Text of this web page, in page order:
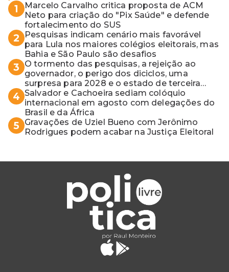
1
Marcelo Carvalho critica proposta de ACM
Neto para criação do "Pix Saúde" e defende
fortalecimento do SUS
2
Pesquisas indicam cenário mais favorável
para Lula nos maiores colégios eleitorais, mas
Bahia e São Paulo são desafios
3
O tormento das pesquisas, a rejeição ao
governador, o perigo dos diciclos, uma
surpresa para 2028 e o estado de terceira
guerra mundial
4 Salvador e Cachoeira sediam colóquio
internacional em agosto com delegações do
Brasil e da África
5
Gravações de Uziel Bueno com Jerônimo
Rodrigues podem acabar na Justiça Eleitoral